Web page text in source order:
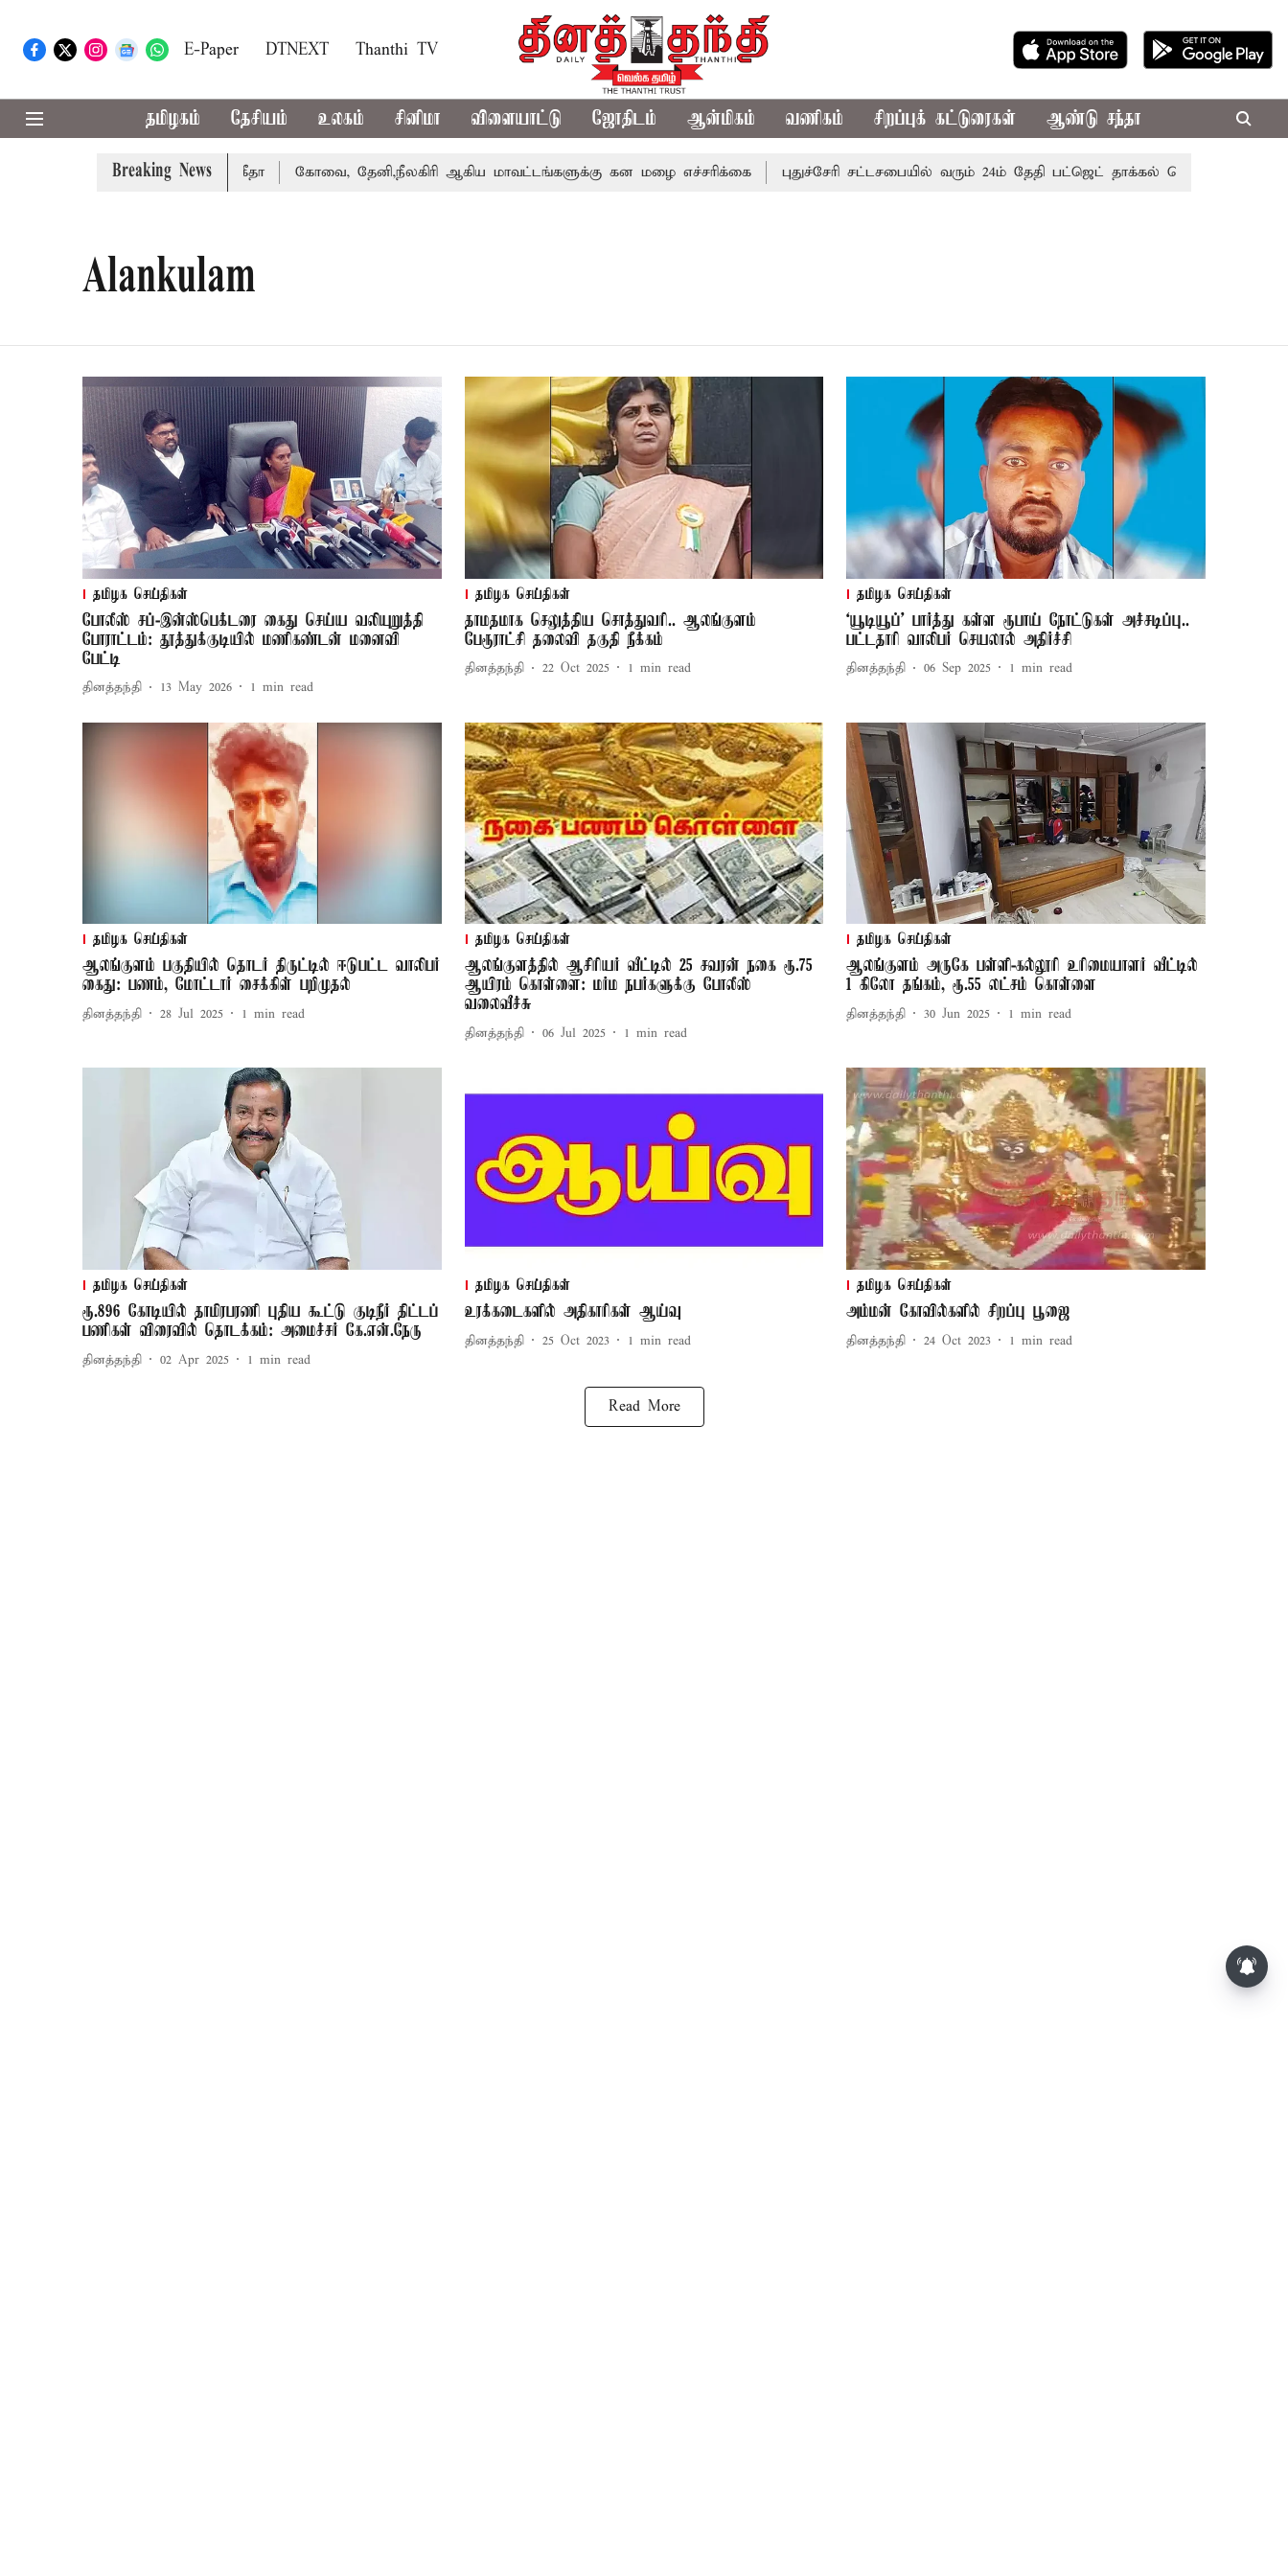
E-Paper DTNEXT Thanthi TV
தமிழகம் தேசியம் உலகம் சினிமா விளையாட்டு ஜோதிடம் ஆன்மிகம் வணிகம் சிறப்புக் கட்டுரைகள் ஆண்டு சந்தா
Breaking News
வழக்கை வாபஸ் பெற்றார் சங்கீதா கோவை, தேனி,நீலகிரி ஆகிய மாவட்டங்களுக்கு கன மழை எச்சரிக்கை புதுச்சேரி சட்டசபையில் வரும் 24ம் தேதி பட்ஜெட் தாக்கல் செய்கிறார் முதல்-
Alankulam
தமிழக செய்திகள்
போலீஸ் சப்-இன்ஸ்பெக்டரை கைது செய்ய வலியுறுத்தி
போராட்டம்: தூத்துக்குடியில் மணிகண்டன் மனைவி
பேட்டி
தினத்தந்தி 13 May 2026 1 min read
தமிழக செய்திகள்
தாமதமாக செலுத்திய சொத்துவரி.. ஆலங்குளம்
பேரூராட்சி தலைவி தகுதி நீக்கம்
தினத்தந்தி 22 Oct 2025 1 min read
தமிழக செய்திகள்
‘யூடியூப்’ பார்த்து கள்ள ரூபாய் நோட்டுகள் அச்சடிப்பு..
பட்டதாரி வாலிபர் செயலால் அதிர்ச்சி
தினத்தந்தி 06 Sep 2025 1 min read
தமிழக செய்திகள்
ஆலங்குளம் பகுதியில் தொடர் திருட்டில் ஈடுபட்ட வாலிபர்
கைது: பணம், மோட்டார் சைக்கிள் பறிமுதல்
தினத்தந்தி 28 Jul 2025 1 min read
தமிழக செய்திகள்
ஆலங்குளத்தில் ஆசிரியர் வீட்டில் 25 சவரன் நகை ரூ.75
ஆயிரம் கொள்ளை: மர்ம நபர்களுக்கு போலீஸ்
வலைவீச்சு
தினத்தந்தி 06 Jul 2025 1 min read
தமிழக செய்திகள்
ஆலங்குளம் அருகே பள்ளி-கல்லூரி உரிமையாளர் வீட்டில்
1 கிலோ தங்கம், ரூ.55 லட்சம் கொள்ளை
தினத்தந்தி 30 Jun 2025 1 min read
தமிழக செய்திகள்
ரூ.896 கோடியில் தாமிரபரணி புதிய கூட்டு குடிநீர் திட்டப்
பணிகள் விரைவில் தொடக்கம்: அமைச்சர் கே.என்.நேரு
தினத்தந்தி 02 Apr 2025 1 min read
தமிழக செய்திகள்
உரக்கடைகளில் அதிகாரிகள் ஆய்வு
தினத்தந்தி 25 Oct 2023 1 min read
தமிழக செய்திகள்
அம்மன் கோவில்களில் சிறப்பு பூஜை
தினத்தந்தி 24 Oct 2023 1 min read
Read More